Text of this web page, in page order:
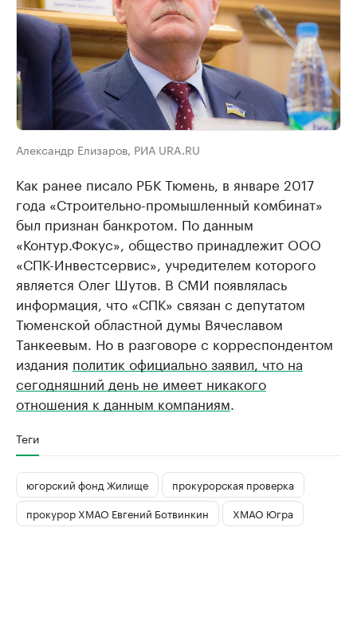
Александр Елизаров, РИА URA.RU
Как ранее писало РБК Тюмень, в январе 2017
года «Строительно-промышленный комбинат»
был признан банкротом. По данным
«Контур.Фокус», общество принадлежит ООО
«СПК-Инвестсервис», учредителем которого
является Олег Шутов. В СМИ появлялась
информация, что «СПК» связан с депутатом
Тюменской областной думы Вячеславом
Танкеевым. Но в разговоре с корреспондентом
издания политик официально заявил, что на
сегодняшний день не имеет никакого
отношения к данным компаниям
Теги
югорский фонд Жилище
прокурорская проверка
прокурор ХМАО Евгений Ботвинкин
ХМАО Югра